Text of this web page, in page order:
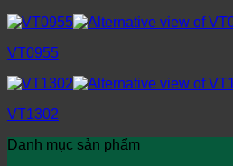
VT0955
VT1302
Danh mục sản phẩm